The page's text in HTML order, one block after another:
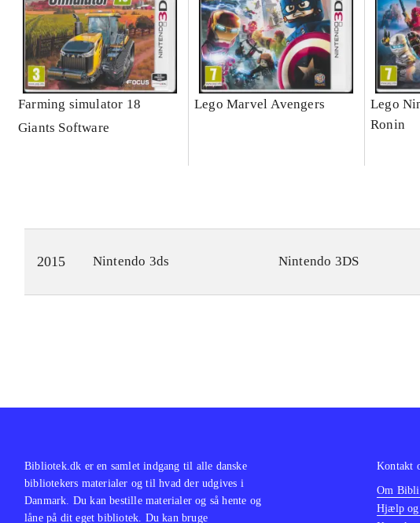
Farming simulator 18
Giants Software
Lego Marvel Avengers
Lego
Ronin
2015 Nintendo 3ds Nintendo 3DS
Bibliotek.dk er en samlet indgang til alle danske
bibliotekers materialer og til hvad der udgives i
Danmark. Du kan bestille materialer og så hente og
låne på dit eget bibliotek. Du kan bruge
Kontakt
Om
Hjælp og